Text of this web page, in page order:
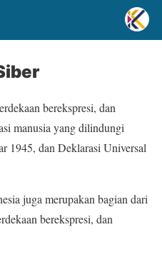
berekspresi, dan
manusia yang dilindungi
1945, dan Deklarasi Universal
juga merupakan bagian dari
berekspresi, dan